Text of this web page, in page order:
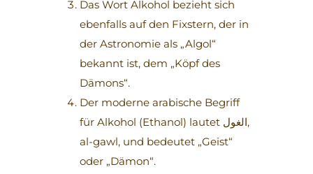
Das Wort Alkohol bezieht sich
ebenfalls auf den Fixstern, der in
der Astronomie als „Algol“
bekannt ist, dem „Köpf des
Dämons“.
Der moderne arabische Begriff
für Alkohol (Ethanol) lautet الغول,
al-gawl, und bedeutet „Geist“
oder „Dämon“.